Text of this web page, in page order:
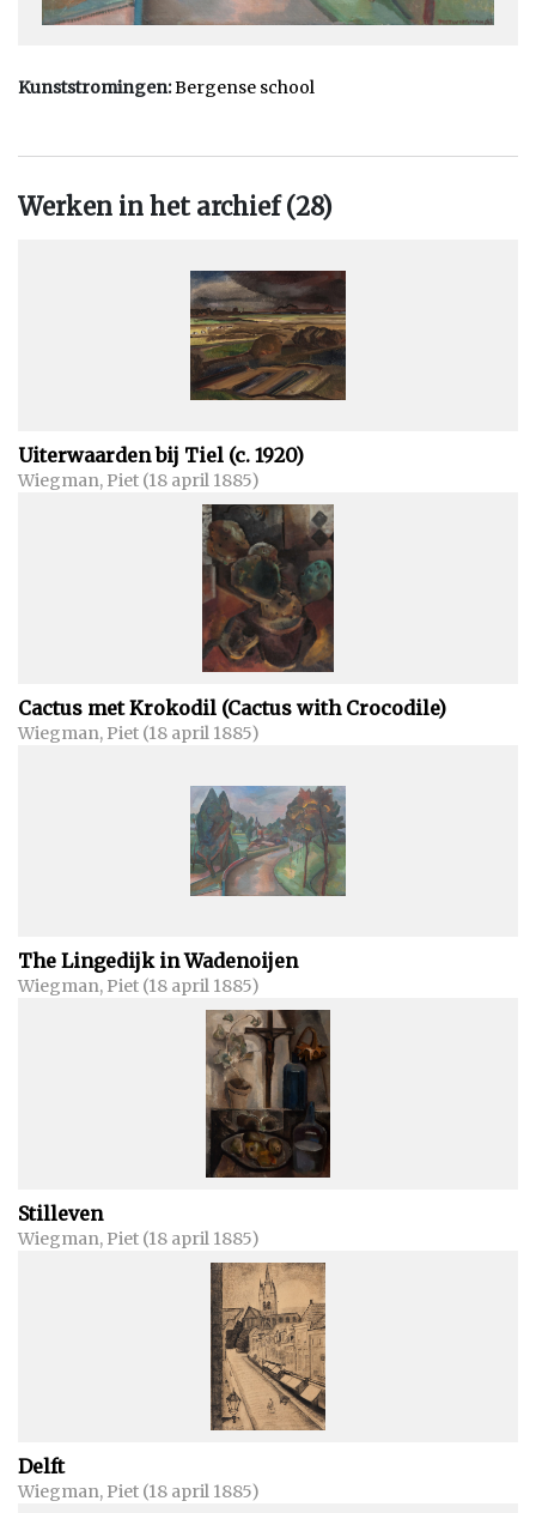
hoogtepunt in 1950; ter gelegenheid van zijn 65ste verjaardag is
Kunststromingen:Bergense school
Werken in het archief (28)
Uiterwaarden bij Tiel (c. 1920)
Wiegman, Piet (18 april 1885)
Cactus met Krokodil (Cactus with Crocodile)
Wiegman, Piet (18 april 1885)
The Lingedijk in Wadenoijen
Wiegman, Piet (18 april 1885)
Stilleven
Wiegman, Piet (18 april 1885)
Delft
Wiegman, Piet (18 april 1885)